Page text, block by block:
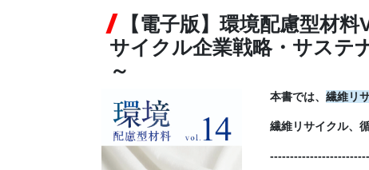
【電子版】環境配慮型材
サイクル企業戦略・サステ
～
本書では、 繊維リ
繊維リサイクル、